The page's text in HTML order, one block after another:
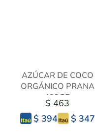
AZÚCAR DE COCO
ORGÁNICO PRANA
400GR
$ 463
$ 394
$ 347